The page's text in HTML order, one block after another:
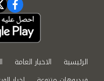
الرئيسية الاخبار العامة